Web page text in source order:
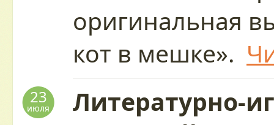
оригинальная
кот в мешке».
23
июля
Литературно-